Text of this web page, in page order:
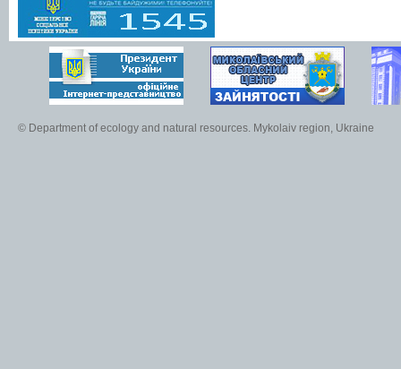
© Department of ecology and natural resources. Mykolaiv region, Ukraine